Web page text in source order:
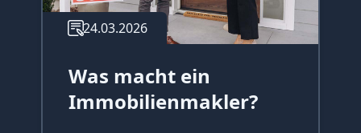
24.03.2026
Was macht ein
Immobilienmakler?